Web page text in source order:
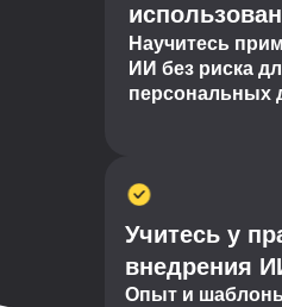
Научитесь
ИИ без риска
персональных
Учитесь у
внедрения
Опыт и